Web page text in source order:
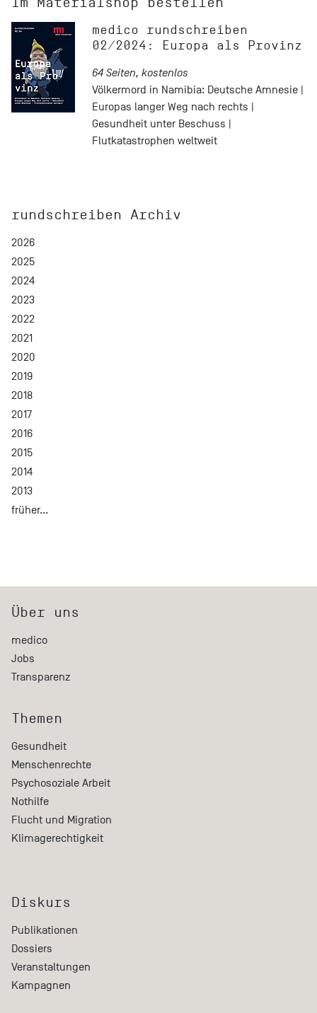
medico rundschreiben
02/2024: Europa als Provinz
64 Seiten, kostenlos
Völkermord in Namibia: Deutsche Amnesie |
Europas langer Weg nach rechts |
Gesundheit unter Beschuss |
Flutkatastrophen weltweit
rundschreiben Archiv
2026
2025
2024
2023
2022
2021
2020
2019
2018
2017
2016
2015
2014
2013
früher...
Über uns
medico
Jobs
Transparenz
Themen
Gesundheit
Menschenrechte
Psychosoziale Arbeit
Nothilfe
Flucht und Migration
Klimagerechtigkeit
Diskurs
Publikationen
Dossiers
Veranstaltungen
Kampagnen